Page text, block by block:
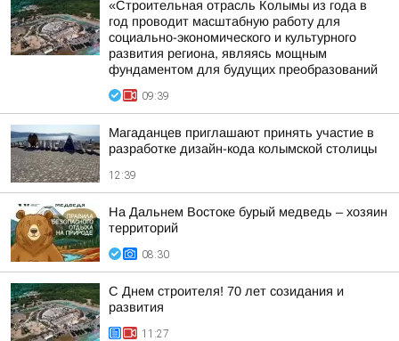
«Строительная отрасль Колымы из года в
год проводит масштабную работу для
социально-экономического и культурного
развития региона, являясь мощным
фундаментом для будущих преобразований
09:39
Магаданцев приглашают принять участие в
разработке дизайн-кода колымской столицы
12:39
На Дальнем Востоке бурый медведь – хозяин
территорий
08:30
С Днем строителя! 70 лет созидания и
развития
11:27